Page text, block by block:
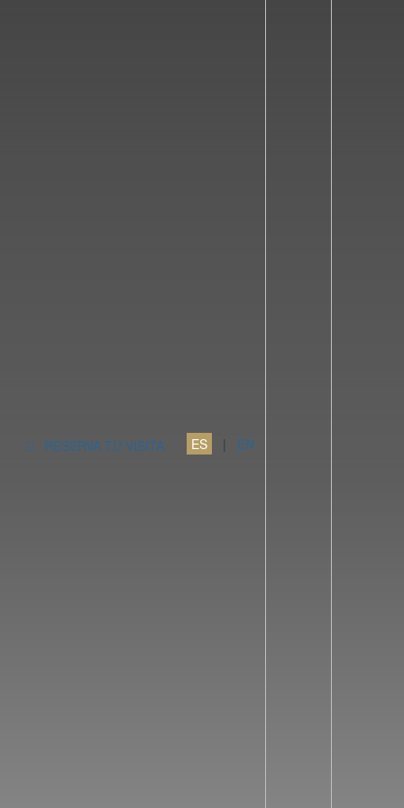
RESERVA TU VISITA ES | EN